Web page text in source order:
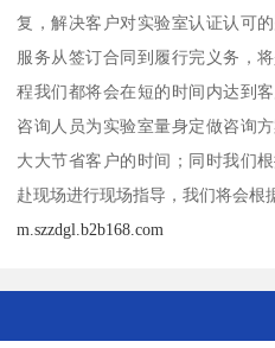
复，解决客户对实验室认证认可
服务从签订合同到履行完义务，
程我们都将会在短的时间内达到
咨询人员为实验室量身定做咨询
大大节省客户的时间；同时我们
赴现场进行现场指导，我们将会根
m.szzdgl.b2b168.com